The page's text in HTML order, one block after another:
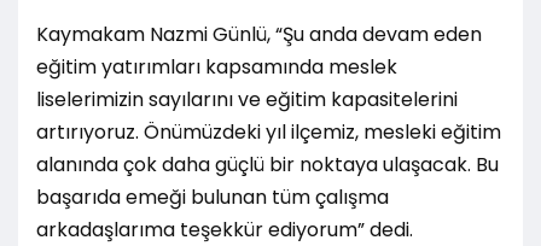
Kaymakam Nazmi Günlü, “Şu anda devam eden
eğitim yatırımları kapsamında meslek
liselerimizin sayılarını ve eğitim kapasitelerini
artırıyoruz. Önümüzdeki yıl ilçemiz, mesleki eğitim
alanında çok daha güçlü bir noktaya ulaşacak. Bu
başarıda emeği bulunan tüm çalışma
arkadaşlarıma teşekkür ediyorum” dedi.